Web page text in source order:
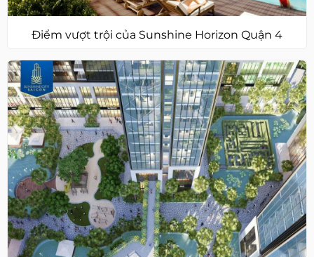
Điểm vượt trội của Sunshine Horizon Quận 4